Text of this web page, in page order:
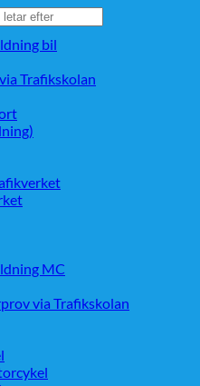
bil
Trafikskolan
MC
via Trafikskolan